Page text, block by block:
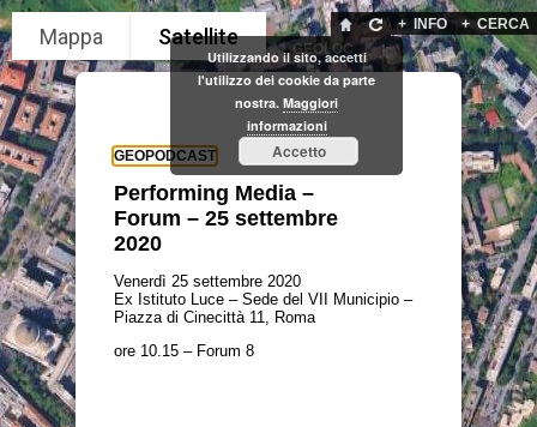
+CERCA
+ INFO
GEOLOC
Utilizzando il sito, accetti
l'utilizzo dei cookie da parte
nostra. Maggiori
informazioni
Accetto